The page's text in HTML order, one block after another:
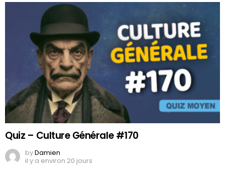
Quiz – Culture Générale #170
byDamien
il y a environ 20 jours